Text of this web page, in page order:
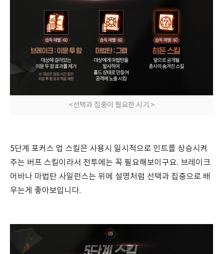
<선택과 집중이 필요한 시기.>
5단계 포커스 업 스킬은 사용시 일시적으로 인트를 상승시켜
주는 버프 스킬이라서 전투에는 꼭 필요해보이구요. 브레이크
어바나 마법탄 사일런스는 위에 설명처럼 선택과 집중으로 배
우는게 좋아보입니다.